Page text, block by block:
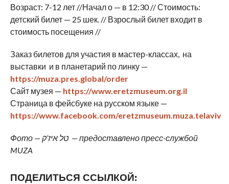
Возраст: 7-12 лет //Начал о — в 12:30 // Стоимость:
детский билет — 25 шек. // Взрослый билет входит в
стоимость посещения //
Заказ билетов для участия в мастер-классах, на
выставки и в планетарий по линку —
https://muza.pres.global/order
Сайт музея — https://www.eretzmuseum.org.il
Страница в фейсбуке на русском языке —
https://www.facebook.com/eretzmuseum.muza.telaviv
Фото — טל איז’ק — предоставлено пресс-службой
MUZA
ПОДЕЛИТЬСЯ ССЫЛКОЙ: